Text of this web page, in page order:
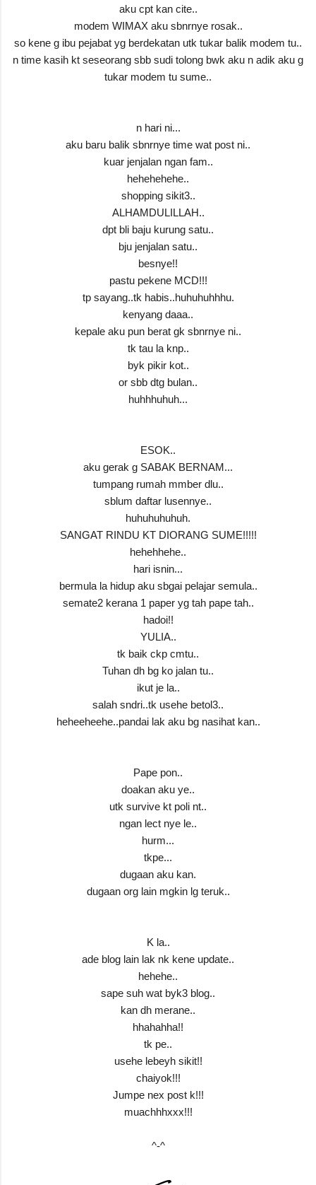
aku cpt kan cite..
modem WIMAX aku sbnrnye rosak..
so kene g ibu pejabat yg berdekatan utk tukar balik modem tu..
n time kasih kt seseorang sbb sudi tolong bwk aku n adik aku g
tukar modem tu sume..
n hari ni...
aku baru balik sbnrnye time wat post ni..
kuar jenjalan ngan fam..
hehehehehe..
shopping sikit3..
ALHAMDULILLAH..
dpt bli baju kurung satu..
bju jenjalan satu..
besnye!!
pastu pekene MCD!!!
tp sayang..tk habis..huhuhuhhhu.
kenyang daaa..
kepale aku pun berat gk sbnrnye ni..
tk tau la knp..
byk pikir kot..
or sbb dtg bulan..
huhhhuhuh...
ESOK..
aku gerak g SABAK BERNAM...
tumpang rumah mmber dlu..
sblum daftar lusennye..
huhuhuhuhuh.
SANGAT RINDU KT DIORANG SUME!!!!!
hehehhehe..
hari isnin...
bermula la hidup aku sbgai pelajar semula..
semate2 kerana 1 paper yg tah pape tah..
hadoi!!
YULIA..
tk baik ckp cmtu..
Tuhan dh bg ko jalan tu..
ikut je la..
salah sndri..tk usehe betol3..
heheeheehe..pandai lak aku bg nasihat kan..
Pape pon..
doakan aku ye..
utk survive kt poli nt..
ngan lect nye le..
hurm...
tkpe...
dugaan aku kan.
dugaan org lain mgkin lg teruk..
K la..
ade blog lain lak nk kene update..
hehehe..
sape suh wat byk3 blog..
kan dh merane..
hhahahha!!
tk pe..
usehe lebeyh sikit!!
chaiyok!!!
Jumpe nex post k!!!
muachhhxxx!!!
^-^